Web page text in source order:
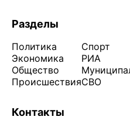
Разделы
Политика
Экономика
Общество
Происшествия
Спорт
РИА
СВО
Контакты